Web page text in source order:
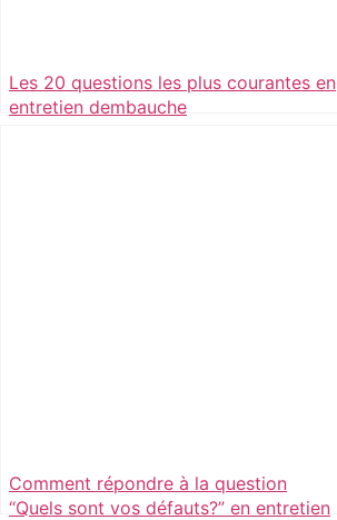
Les 20 questions les plus courantes en
entretien dembauche
Comment répondre à la question
“Quels sont vos défauts?” en entretien